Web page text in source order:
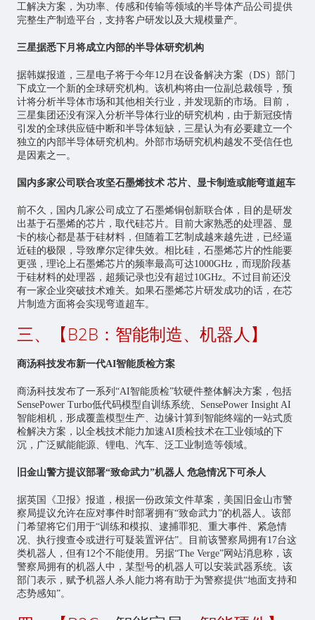
工解决方案，为功率、传感和传输等领域的半导体产品公司提供
完整生产制造平台，支持客户研发以及大规模量产。
三星据悉下月将成立内部的半导体研究机构
据韩媒报道，三星电子将于今年12月在设备解决方案（DS）部门
下成立一个新的全球研究机构。该机构将由一位副总裁领导，预
计将分析半导体市场和其他相关行业，并发现新的市场。目前，
三星集团还没有深入分析半导体行业的研究机构，由于新冠疫情
引发的全球供应链中断和半导体短缺，三星认为有必要建立一个
独立的内部半导体研究机构。外部市场研究机构越发不受信任也
是因素之一。
国内多家公司联合攻坚石墨烯技术 芯片、显卡制造或能弯道超车
前不久，国内几家公司成立了石墨烯铜创新联合体，目的是研发
出基于石墨烯的芯片，取代硅芯片。目前大家熟悉的处理器、显
卡的核心都是基于硅材料，但随着工艺制成越来越先进，已经逼
近硅的极限，导致摩尔定律失效。相比硅，石墨烯芯片的性能要
更强，理论上石墨烯芯片的频率最高可达1000GHz，而现阶段基
于硅材料的处理器，超频记录也没有超过10GHz。不过目前还没
有一家企业突破技术难关。如果石墨烯芯片研发成功的话，在芯
片制造方面将会实现弯道超车。
三、【B2B：智能制造、机器人】
商汤科技发布新一代AI智能质检方案
商汤科技发布了一系列“AI智能质检”软硬件整体解决方案，包括
SensePower Turbo低代码模型自训练系统、SensePower Insight AI
智能相机，形成覆盖模型生产、边缘计算到智能终端的一站式质
检解决方案，以全栈技术能力加速AI质检技术在工业领域的下
沉，广泛赋能能源、锂电、汽车、泛工业制造等领域。
旧金山警方提议部署“致命武力”机器人 危急情况下可杀人
据英国《卫报》报道，根据一份政策文件草案，美国旧金山市警
察局提议允许在应对事件时部署拥有“致命武力”的机器人。该部
门希望将它们用于“训练和模拟、逮捕罪犯、重大事件、紧急情
况、执行搜查令或进行可疑装置评估”。目前该警察局拥有17台这
类机器人，但有12个不能使用。另据“The Verge”网站消息称，该
警察局拥有的机器人中，某型号的机器人可以安装武器系统。该
部门表示，赋予机器人杀人能力将有助于为警察提供“地面支持和
态势感知”。